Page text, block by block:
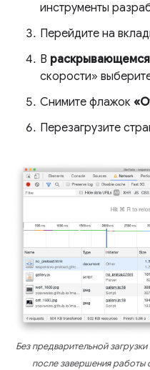
инструменты
Перейдите на
В раскрывающемся
скорости»
Снимите флажок
Перезагрузите
Без предварительной
после завершения работы